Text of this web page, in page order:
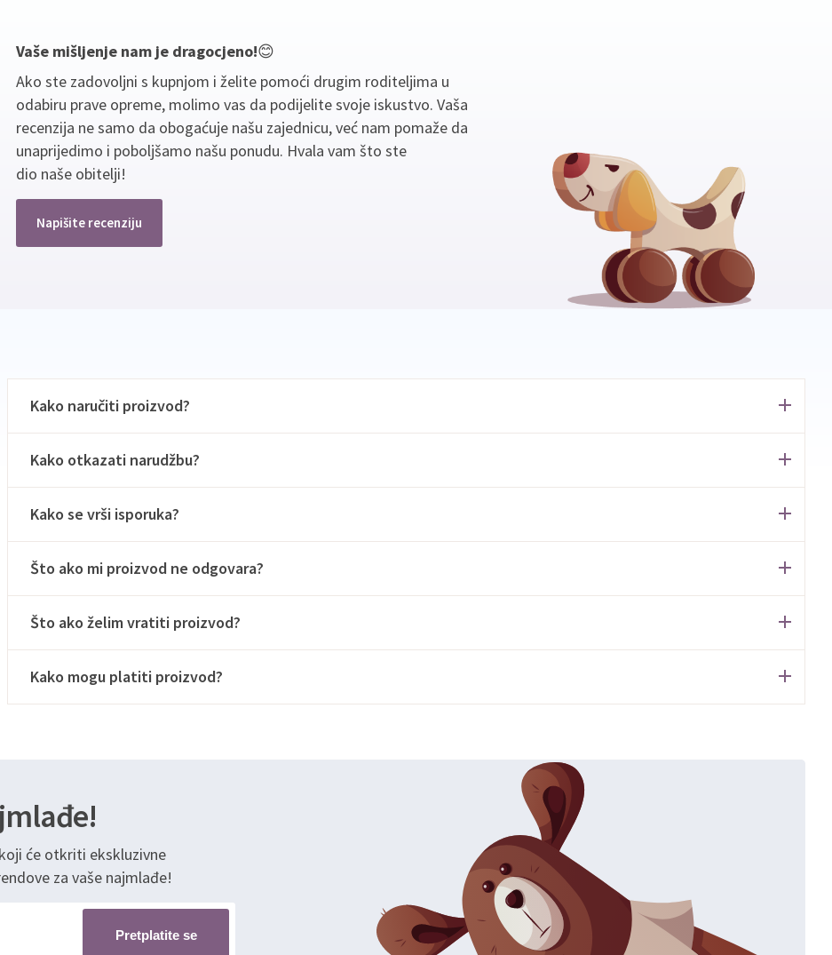
Vaše mišljenje nam je dragocjeno!😊
Ako ste zadovoljni s kupnjom i želite pomoći drugim roditeljima u
odabiru prave opreme, molimo vas da podijelite svoje iskustvo. Vaša
recenzija ne samo da obogaćuje našu zajednicu, već nam pomaže da
unaprijedimo i poboljšamo našu ponudu. Hvala vam što ste
dio naše obitelji!
Napišite recenziju
Kako naručiti proizvod?
Kako otkazati narudžbu?
Kako se vrši isporuka?
Što ako mi proizvod ne odgovara?
Što ako želim vratiti proizvod?
Kako mogu platiti proizvod?
će otkriti ekskluzivne
za vaše najmlađe!
Pretplatite se